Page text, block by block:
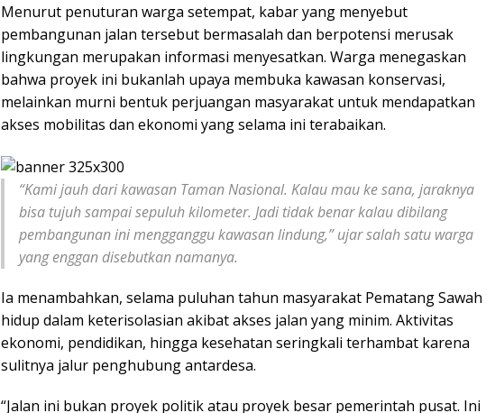
Menurut penuturan warga setempat, kabar yang menyebut
pembangunan jalan tersebut bermasalah dan berpotensi merusak
lingkungan merupakan informasi menyesatkan. Warga menegaskan
bahwa proyek ini bukanlah upaya membuka kawasan konservasi,
melainkan murni bentuk perjuangan masyarakat untuk mendapatkan
akses mobilitas dan ekonomi yang selama ini terabaikan.
“Kami jauh dari kawasan Taman Nasional. Kalau mau ke sana, jaraknya
bisa tujuh sampai sepuluh kilometer. Jadi tidak benar kalau dibilang
pembangunan ini mengganggu kawasan lindung,” ujar salah satu warga
yang enggan disebutkan namanya.
Ia menambahkan, selama puluhan tahun masyarakat Pematang Sawah
hidup dalam keterisolasian akibat akses jalan yang minim. Aktivitas
ekonomi, pendidikan, hingga kesehatan seringkali terhambat karena
sulitnya jalur penghubung antardesa.
“Jalan ini bukan proyek politik atau proyek besar pemerintah pusat. Ini